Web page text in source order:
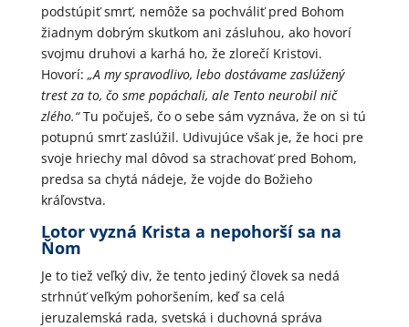
podstúpiť smrť, nemôže sa pochváliť pred Bohom
žiadnym dobrým skutkom ani zásluhou, ako hovorí
svojmu druhovi a karhá ho, že zlorečí Kristovi.
Hovorí: „A my spravodlivo, lebo dostávame zaslúžený
trest za to, čo sme popáchali, ale Tento neurobil nič
zlého.“Tu počuješ, čo o sebe sám vyznáva, že on si tú
potupnú smrť zaslúžil. Udivujúce však je, že hoci pre
svoje hriechy mal dôvod sa strachovať pred Bohom,
predsa sa chytá nádeje, že vojde do Božieho
kráľovstva.
Lotor vyzná Krista a nepohorší sa na
Ňom
Je to tiež veľký div, že tento jediný človek sa nedá
strhnúť veľkým pohoršením, keď sa celá
jeruzalemská rada, svetská i duchovná správa